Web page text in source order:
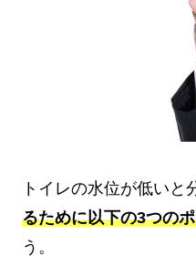
トイレの水位が低いと
るために以下の3つの
う。